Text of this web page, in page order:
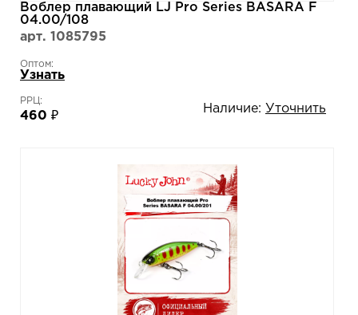
Воблер плавающий LJ Pro Series BASARA F
04.00/108
арт. 1085795
Оптом:
Узнать
РРЦ:
460 ₽
Наличие: Уточнить